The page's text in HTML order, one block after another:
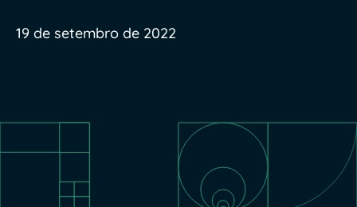
19 de setembro de 2022